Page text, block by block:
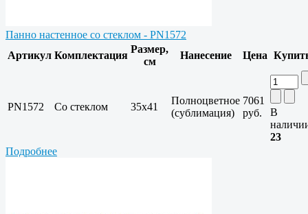
Панно настенное со стеклом - PN1572
Артикул Комплектация
Размер,
см
Нанесение Цена
PN1572 Со стеклом 35х41
Полноцветное
(сублимация)
7061
руб.
В
23
Подробнее